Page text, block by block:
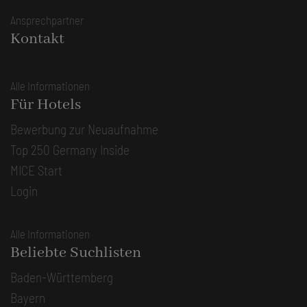
Ansprechpartner
Kontakt
Alle Informationen
Für Hotels
Bewerbung zur Neuaufnahme
Top 250 Germany Inside
MICE Start
Login
Alle Informationen
Beliebte Suchlisten
Baden-Württemberg
Bayern